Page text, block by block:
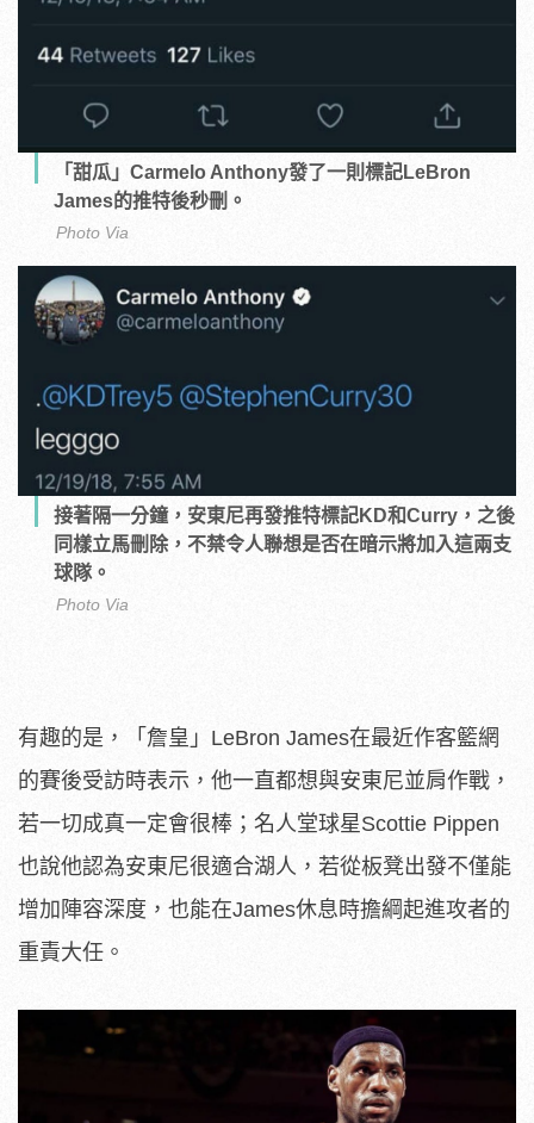
「甜瓜」Carmelo Anthony發了一則標記LeBron
James的推特後秒刪。
Photo Via
接著隔一分鐘，安東尼再發推特標記KD和Curry，之後
同樣立馬刪除，不禁令人聯想是否在暗示將加入這兩支
球隊。
Photo Via
有趣的是，「詹皇」LeBron James在最近作客籃網
的賽後受訪時表示，他一直都想與安東尼並肩作戰，
若一切成真一定會很棒；名人堂球星Scottie Pippen
也說他認為安東尼很適合湖人，若從板凳出發不僅能
增加陣容深度，也能在James休息時擔綱起進攻者的
重責大任。